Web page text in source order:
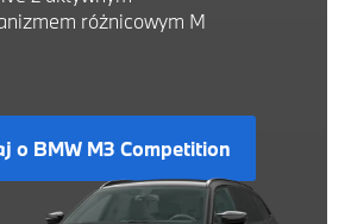
różnicowym M
o BMW M3 Competition